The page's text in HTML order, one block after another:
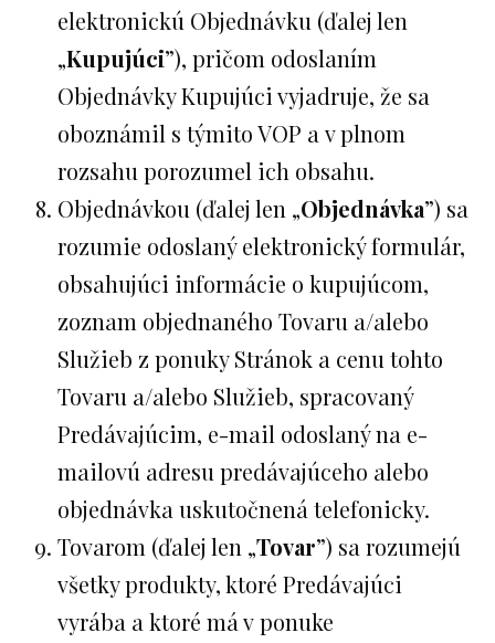
elektronickú Objednávku (ďalej len
„Kupujúci”), pričom odoslaním
Objednávky Kupujúci vyjadruje, že sa
oboznámil s týmito VOP a v plnom
rozsahu porozumel ich obsahu.
Objednávkou (ďalej len „Objednávka”) sa
rozumie odoslaný elektronický formulár,
obsahujúci informácie o kupujúcom,
zoznam objednaného Tovaru a/alebo
Služieb z ponuky Stránok a cenu tohto
Tovaru a/alebo Služieb, spracovaný
Predávajúcim, e-mail odoslaný na e-
mailovú adresu predávajúceho alebo
objednávka uskutočnená telefonicky.
Tovarom (ďalej len „Tovar”) sa rozumejú
všetky produkty, ktoré Predávajúci
vyrába a ktoré má v ponuke